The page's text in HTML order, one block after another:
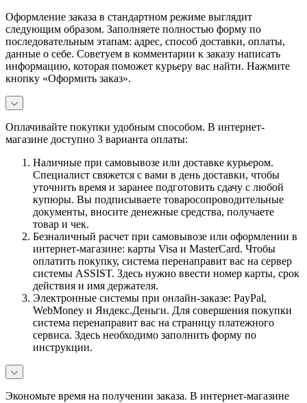
Оформление заказа в стандартном режиме выглядит
следующим образом. Заполняете полностью форму по
последовательным этапам: адрес, способ доставки, оплаты,
данные о себе. Советуем в комментарии к заказу написать
информацию, которая поможет курьеру вас найти. Нажмите
кнопку «Оформить заказ».
Оплачивайте покупки удобным способом. В интернет-
магазине доступно 3 варианта оплаты:
Наличные при самовывозе или доставке курьером.
Специалист свяжется с вами в день доставки, чтобы
уточнить время и заранее подготовить сдачу с любой
купюры. Вы подписываете товаросопроводительные
документы, вносите денежные средства, получаете
товар и чек.
Безналичный расчет при самовывозе или оформлении в
интернет-магазине: карты Visa и MasterCard. Чтобы
оплатить покупку, система перенаправит вас на сервер
системы ASSIST. Здесь нужно ввести номер карты, срок
действия и имя держателя.
Электронные системы при онлайн-заказе: PayPal,
WebMoney и Яндекс.Деньги. Для совершения покупки
система перенаправит вас на страницу платежного
сервиса. Здесь необходимо заполнить форму по
инструкции.
Экономьте время на получении заказа. В интернет-магазине